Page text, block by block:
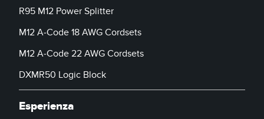
R95 M12 Power Splitter
M12 A-Code 18 AWG Cordsets
M12 A-Code 22 AWG Cordsets
DXMR50 Logic Block
Esperienza